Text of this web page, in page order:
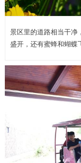
景区里的道路相当干净
盛开，还有蜜蜂和蝴蝶